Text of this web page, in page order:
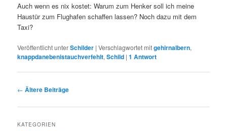
Auch wenn es nix kostet: Warum zum Henker soll ich meine
Haustür zum Flughafen schaffen lassen? Noch dazu mit dem
Taxi?
Veröffentlicht unterSchilder |Verschlagwortet mitgehirnalbern,
knappdanebenistauchverfehlt,Schild |1 Antwort
Beitragsnavigation
← Ältere Beiträge
KATEGORIEN